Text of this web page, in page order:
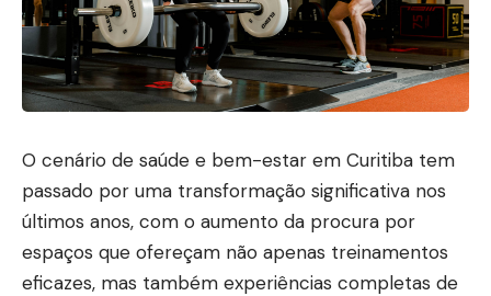
O cenário de saúde e bem-estar em Curitiba tem
passado por uma transformação significativa nos
últimos anos, com o aumento da procura por
espaços que ofereçam não apenas treinamentos
eficazes, mas também experiências completas de